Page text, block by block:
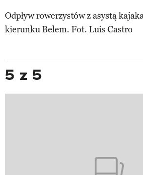
Odpływ rowerzystów z asystą
kierunku Belem. Fot. Luis Castro
5 z 5